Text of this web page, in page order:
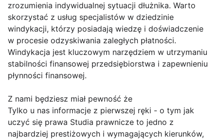
zrozumienia indywidualnej sytuacji dłużnika. Warto
skorzystać z usług specjalistów w dziedzinie
windykacji, którzy posiadają wiedzę i doświadczenie
w procesie odzyskiwania zaległych płatności.
Windykacja jest kluczowym narzędziem w utrzymaniu
stabilności finansowej przedsiębiorstwa i zapewnieniu
płynności finansowej.
Z nami będziesz miał pewność że
Tylko u nas informacje z pierwszej ręki - o tym jak
uczyć się prawa Studia prawnicze to jedno z
najbardziej prestiżowych i wymagających kierunków,